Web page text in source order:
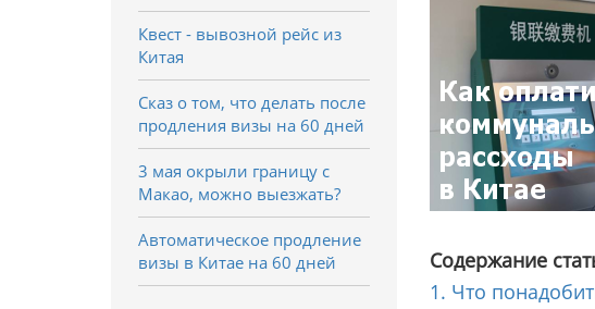
Содержание
1. Что
Квест - вывозной рейс из
Китая
Сказ о том, что делать после
продления визы на 60 дней
3 мая окрыли границу с
Макао, можно выезжать?
Автоматическое продление
визы в Китае на 60 дней